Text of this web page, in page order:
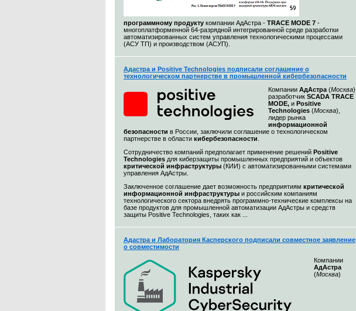
программному продукту компании АдАстра - TRACE MODE 7 -
многоплатформенной 64-разрядной интегрированной среде разработки
автоматизированных систем управления технологическими процессами
(АСУ ТП) и производством (АСУП).
Адастра и Positive Technologies подписали соглашение о
технологическом партнерстве в промышленной кибербезопасности
Компании АдАстра (Москва),
разработчик SCADA TRACE
MODE, и Positive
Technologies (Москва),
лидер рынка
информационной
безопасности в России, заключили соглашение о технологическом
партнерстве в области кибербезопасности
Сотрудничество компаний предполагает применение решений Positive
Technologies для киберзащиты промышленных предприятий и объектов
критической инфраструктуры (КИИ) с автоматизированными системами
управления АдАстры.
Заключенное соглашение дает возможность предприятиям критической
информационной инфраструктуры и российским компаниям
технологического сектора внедрять программно-технические комплексы на
базе продуктов для промышленной автоматизации АдАстры и средств
защиты Positive Technologies, таких как ...
Адастра и Лаборатория Касперского подписали совместное заявление
о совместимости
Компании
АдАстра
(Москва)